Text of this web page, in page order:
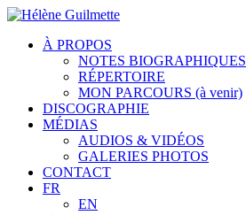
À PROPOS
NOTES BIOGRAPHIQUES
RÉPERTOIRE
MON PARCOURS (à venir)
DISCOGRAPHIE
MÉDIAS
AUDIOS & VIDÉOS
GALERIES PHOTOS
CONTACT
FR
EN